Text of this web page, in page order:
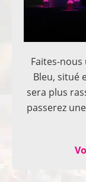
Faites-nous
Bleu, situé
sera plus
passerez